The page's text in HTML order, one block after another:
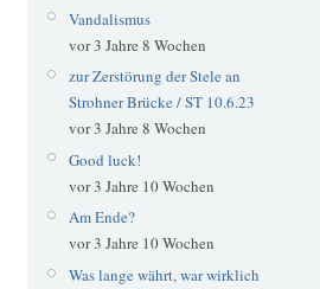
Vandalismus
vor 3 Jahre 8 Wochen
zur Zerstörung der Stele an
Strohner Brücke / ST 10.6.23
vor 3 Jahre 8 Wochen
Good luck!
vor 3 Jahre 10 Wochen
Am Ende?
vor 3 Jahre 10 Wochen
Was lange währt, war wirklich